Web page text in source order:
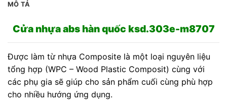
MÔ TẢ
Cửa nhựa abs hàn quốc ksd.303e-m8707
Được làm từ nhựa Composite là một loại nguyên liệu
tổng hợp (WPC – Wood Plastic Composit) cùng với
các phụ gia sẽ giúp cho sản phẩm cuối cùng phù hợp
cho nhiều hướng ứng dụng.